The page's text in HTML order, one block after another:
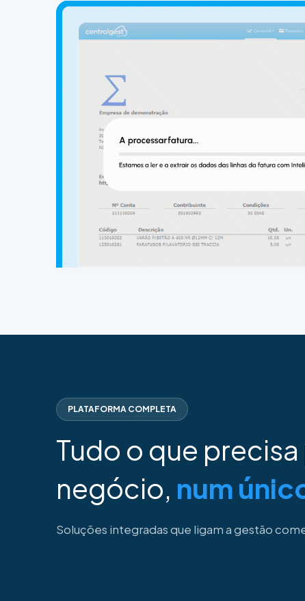
PLATAFORMA COMPLETA
Tudo o que
negócio, num
Soluções integradas que ligam a gestão